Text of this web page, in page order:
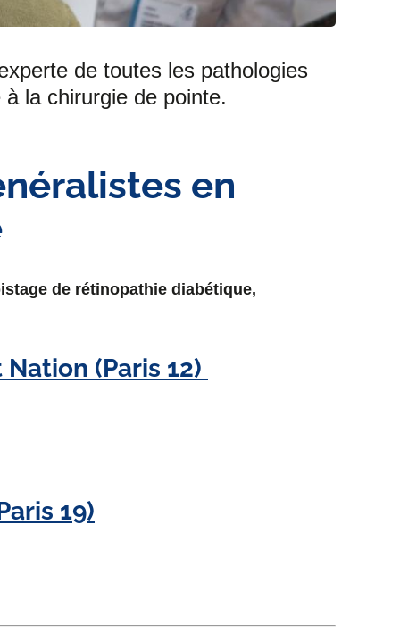
F
c
b
k
T
i
t
L
n
E
de toutes les pathologies
la chirurgie de pointe.
en
de rétinopathie diabétique,
(Paris 12)
19)